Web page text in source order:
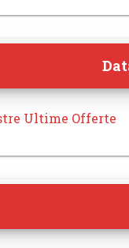
Ultime Offerte